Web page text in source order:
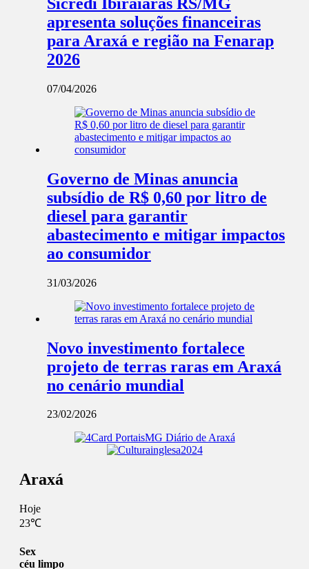
apresenta soluções financeiras
para Araxá e região na Fenarap
2026
07/04/2026
Governo de Minas anuncia
subsídio de R$ 0,60 por litro de
diesel para garantir
abastecimento e mitigar impactos
ao consumidor
31/03/2026
Novo investimento fortalece
projeto de terras raras em Araxá
no cenário mundial
23/02/2026
Araxá
Hoje
23℃
Sex
céu limpo